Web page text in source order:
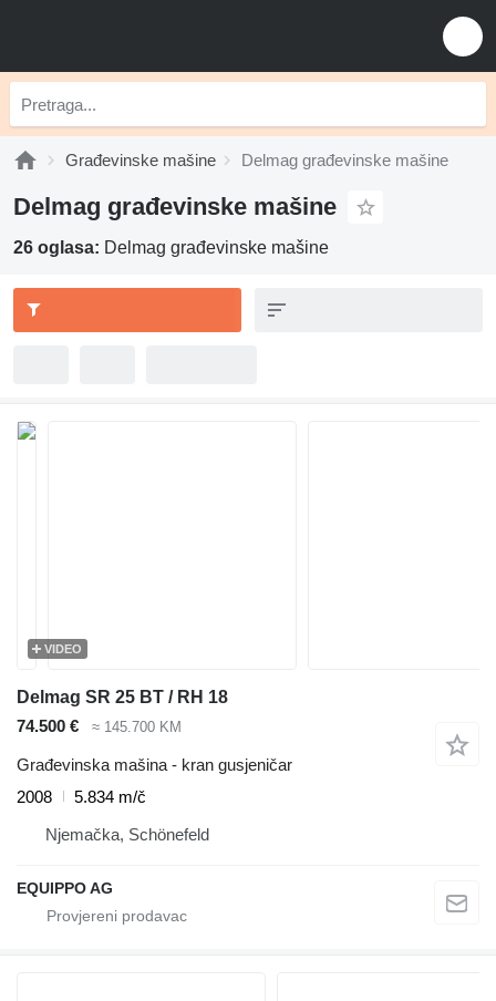
Građevinske mašine Delmag građevinske mašine
Delmag građevinske mašine
26 oglasa: Delmag građevinske mašine
VIDEO
Delmag SR 25 BT / RH 18
74.500 €
≈ 145.700 KM
Građevinska mašina - kran gusjeničar
2008
5.834 m/č
Njemačka, Schönefeld
EQUIPPO AG